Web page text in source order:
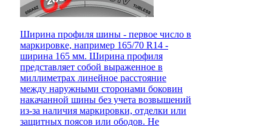
Ширина профиля шины - первое число в
маркировке, например 165/70 R14 -
ширина 165 мм. Ширина профиля
представляет собой выраженное в
миллиметрах линейное расстояние
между наружными сторонами боковин
накачанной шины без учета возвышений
из-за наличия маркировки, отделки или
защитных поясов или ободов. Не